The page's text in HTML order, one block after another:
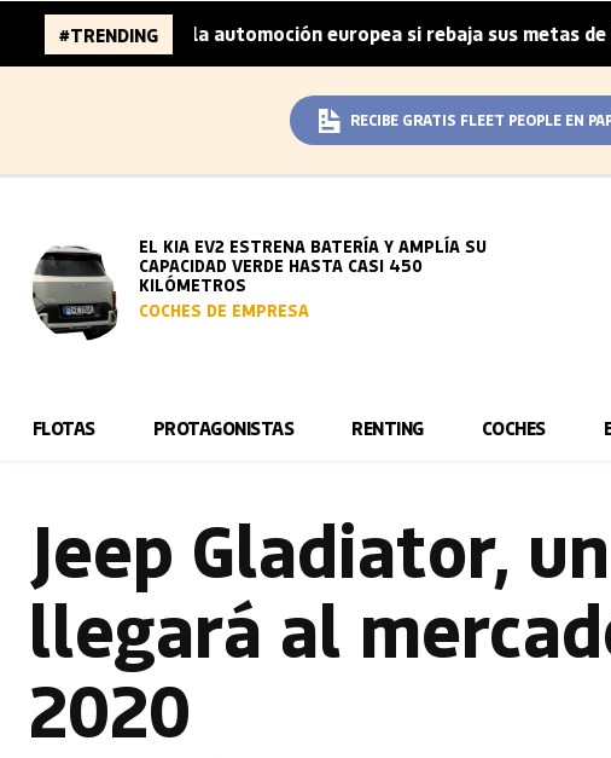
#TRENDING
de la automoción europea si rebaja sus metas de CO₂ |
RECIBE GRATIS FLEET PEOPLE EN
EL KIA EV2 ESTRENA BATERÍA Y AMPLÍA SU
CAPACIDAD VERDE HASTA CASI 450
KILÓMETROS
COCHES DE EMPRESA
FLOTAS PROTAGONISTAS RENTING COCHES
Jeep Gladiator,
llegará al
2020